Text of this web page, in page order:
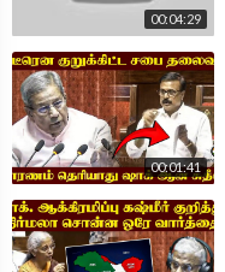
00:04:29
00:01:41